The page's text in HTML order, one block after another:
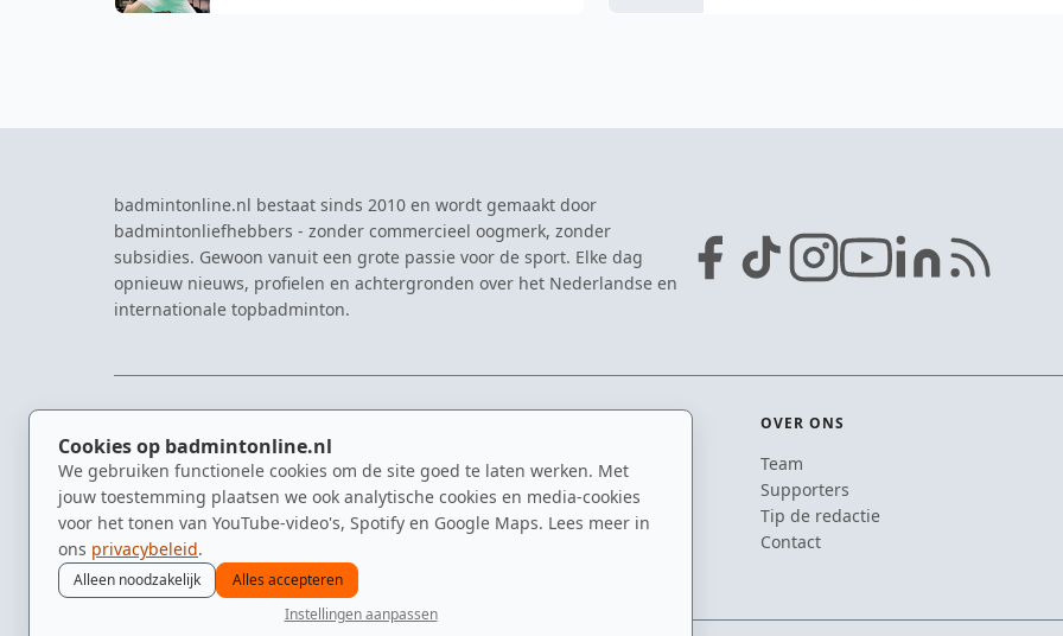
Cookies op badmintonline.nl
We gebruiken functionele cookies om de site goed te laten werken. Met
jouw toestemming plaatsen we ook analytische cookies en media-cookies
voor het tonen van YouTube-video's, Spotify en Google Maps. Lees meer in
ons privacybeleid.
Alleen noodzakelijk
Alles accepteren
Instellingen aanpassen
badmintonline.nl bestaat sinds 2010 en wordt gemaakt door
badmintonliefhebbers - zonder commercieel oogmerk, zonder
subsidies. Gewoon vanuit een grote passie voor de sport. Elke dag
opnieuw nieuws, profielen en achtergronden over het Nederlandse en
internationale topbadminton.
Nieuws
Kennisbank
Spelers
Clubs
Video's
Eredivisie
NK Badminton
Dutch Open
Zomerbadminton
OVER ONS
Team
Supporters
Tip de redactie
Contact